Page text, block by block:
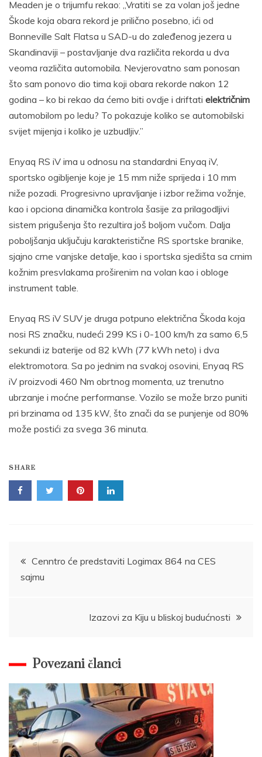
Meaden je o trijumfu rekao: „Vratiti se za volan još jedne
Škode koja obara rekord je prilično posebno, ići od
Bonneville Salt Flatsa u SAD-u do zaleđenog jezera u
Skandinaviji – postavljanje dva različita rekorda u dva
veoma različita automobila. Nevjerovatno sam ponosan
što sam ponovo dio tima koji obara rekorde nakon 12
godina – ko bi rekao da ćemo biti ovdje i driftati električnim
automobilom po ledu? To pokazuje koliko se automobilski
svijet mijenja i koliko je uzbudljiv.”
Enyaq RS iV ima u odnosu na standardni Enyaq iV,
sportsko ogibljenje koje je 15 mm niže sprijeda i 10 mm
niže pozadi. Progresivno upravljanje i izbor režima vožnje,
kao i opciona dinamička kontrola šasije za prilagodljivi
sistem prigušenja što rezultira još boljom vučom. Dalja
poboljšanja uključuju karakteristične RS sportske branike,
sjajno crne vanjske detalje, kao i sportska sjedišta sa crnim
kožnim presvlakama proširenim na volan kao i obloge
instrument table.
Enyaq RS iV SUV je druga potpuno električna Škoda koja
nosi RS značku, nudeći 299 KS i 0-100 km/h za samo 6,5
sekundi iz baterije od 82 kWh (77 kWh neto) i dva
elektromotora. Sa po jednim na svakoj osovini, Enyaq RS
iV proizvodi 460 Nm obrtnog momenta, uz trenutno
ubrzanje i moćne performanse. Vozilo se može brzo puniti
pri brzinama od 135 kW, što znači da se punjenje od 80%
može postići za svega 36 minuta.
SHARE
Post
navigation
Cenntro će predstaviti Logimax 864 na CES
sajmu
Izazovi za Kiju u bliskoj budućnosti
Povezani članci